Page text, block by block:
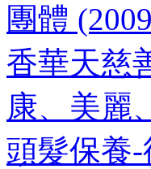
團體
香華天慈
康、美麗
頭髮保養-